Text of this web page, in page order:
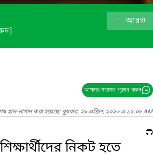
আরও
আপনার মতামত প্রদান করুন
হাল-নাগাদ করা হয়েছে: বুধবার, ২৯ এপ্রিল, ২০২৬ এ ১১:০৮ AM
নিকট হতে